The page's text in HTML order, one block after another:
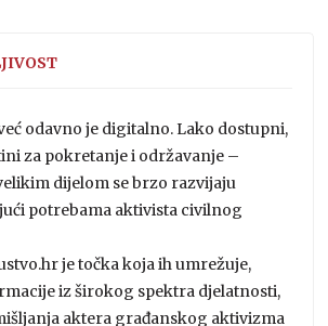
odavno je digitalno. Lako dostupni,
za pokretanje i održavanje –
dijelom se brzo razvijaju
potrebama aktivista civilnog
je točka koja ih umrežuje,
iz širokog spektra djelatnosti,
aktera građanskog aktivizma